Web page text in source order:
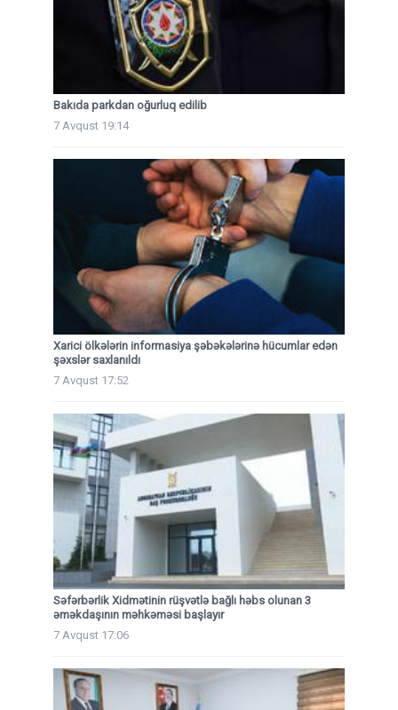
Bakıda parkdan oğurluq edilib
7 Avqust 19:14
Xarici ölkələrin informasiya şəbəkələrinə hücumlar edən
şəxslər saxlanıldı
7 Avqust 17:52
Səfərbərlik Xidmətinin rüşvətlə bağlı həbs olunan 3
əməkdaşının məhkəməsi başlayır
7 Avqust 17:06